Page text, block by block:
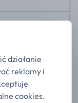
działanie
reklamy i
cookies.